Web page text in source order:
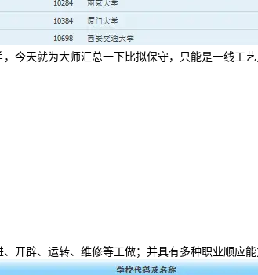
今天就为大师汇总一下比拟保守，只能是一线工
开辟、运转、维修等工做；并具有多种职业顺应